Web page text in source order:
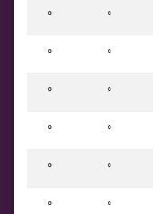
۰ ۰
۰ ۰
۰ ۰
۰ ۰
۰ ۰
۰ ۰